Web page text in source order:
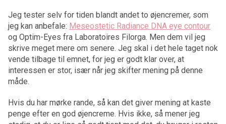
Jeg tester selv for tiden blandt andet to øjencremer, som
jeg kan anbefale: Meseostetic Radiance DNA eye contour
og Optim-Eyes fra Laboratoires Filorga. Men dem vil jeg
skrive meget mere om senere. Jeg skal i det hele taget nok
vende tilbage til emnet, for jeg er godt klar over, at
interessen er stor, især når jeg skifter mening på denne
måde.
Hvis du har mørke rande, så kan det giver mening at kaste
penge efter en god øjencreme. Hvis ikke, så mener jeg